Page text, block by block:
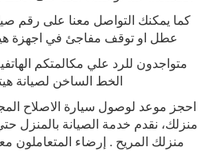
كما يمكنك التواصل معنا على رقم
عطل او توقف مفاجئ في اجهزة
متواجدون للرد علي مكالمتكم
الخط الساخن لصيانة
احجز موعد لوصول سيارة الاصلاح
منزلك، نقدم خدمة الصيانة بالمنزل
منزلك المريح . إرضاء المتعاملون